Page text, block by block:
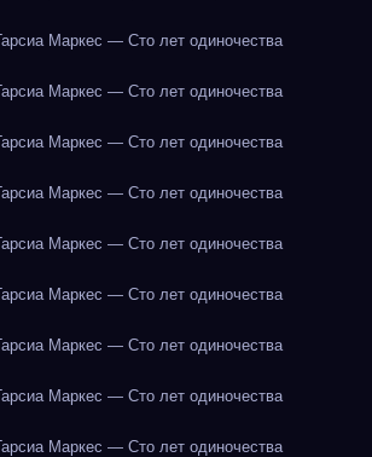
Маркес — Сто лет одиночества
Маркес — Сто лет одиночества
Маркес — Сто лет одиночества
Маркес — Сто лет одиночества
Маркес — Сто лет одиночества
Маркес — Сто лет одиночества
Маркес — Сто лет одиночества
Маркес — Сто лет одиночества
Маркес — Сто лет одиночества